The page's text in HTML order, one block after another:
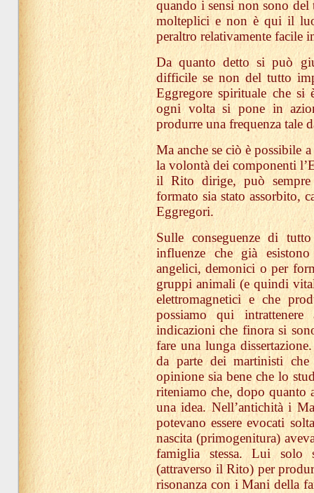
quando i sensi non sono
molteplici e non è qui il
peraltro relativamente facile
Da quanto detto si può
difficile se non del tutto
Eggregore spirituale che
ogni volta si pone in
produrre una frequenza tale
Ma anche se ciò è possibile
la volontà dei componenti
il Rito dirige, può sempre
formato sia stato assorbito,
Eggregori.
Sulle conseguenze di
influenze che già
angelici, demonici o per
gruppi animali (e quindi
elettromagnetici e che
possiamo qui
indicazioni che finora si
fare una lunga
da parte dei martinisti
opinione sia bene che lo
riteniamo che, dopo quanto
una idea. Nell’antichità i
potevano essere evocati
nascita (primogenitura)
famiglia stessa. Lui solo
(attraverso il Rito) per
risonanza con i Mani della